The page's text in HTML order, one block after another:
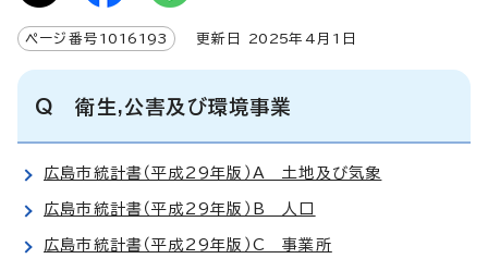
ページ番号 1016193 更新日 2025年4月1日
Q 衛生,公害及び環境事業
広島市統計書（平成29年版）A 土地及び気象
広島市統計書（平成29年版）B 人口
広島市統計書（平成29年版）C 事業所